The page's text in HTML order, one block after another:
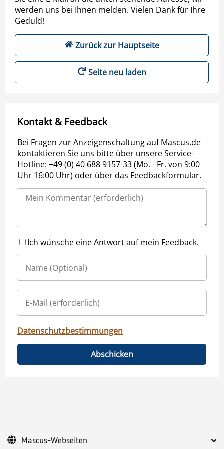
werden uns bei Ihnen melden. Vielen Dank für Ihre
Geduld!
Zurück zur Hauptseite
Seite neu laden
Kontakt & Feedback
Bei Fragen zur Anzeigenschaltung auf Mascus.de
kontaktieren Sie uns bitte über unsere Service-
Hotline: +49 (0) 40 688 9157-33 (Mo. - Fr. von 9:00
Uhr 16:00 Uhr) oder über das Feedbackformular.
Ich wünsche eine Antwort auf mein Feedback.
Datenschutzbestimmungen
Abschicken
Mascus-Webseiten